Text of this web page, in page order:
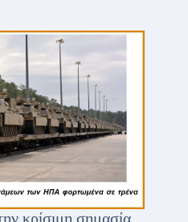
κρίσιμη σημασία